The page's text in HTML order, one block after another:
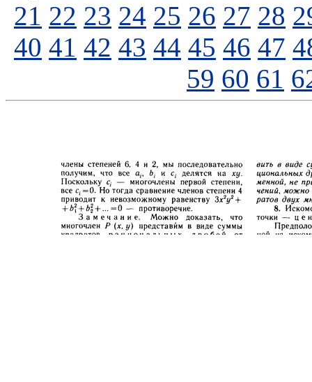
21 22 23 24 25 26 27 28
40 41 42 43 44 45 46 47
59 60 61